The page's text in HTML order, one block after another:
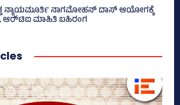
ನ್ಯಾಯಮೂರ್ತಿ ನಾಗಮೋಹನ್ ದಾಸ್ ಆಯೋಗಕ್ಕೆ
ಆರ್‍‌ಟಿಐ ಮಾಹಿತಿ ಬಹಿರಂಗ